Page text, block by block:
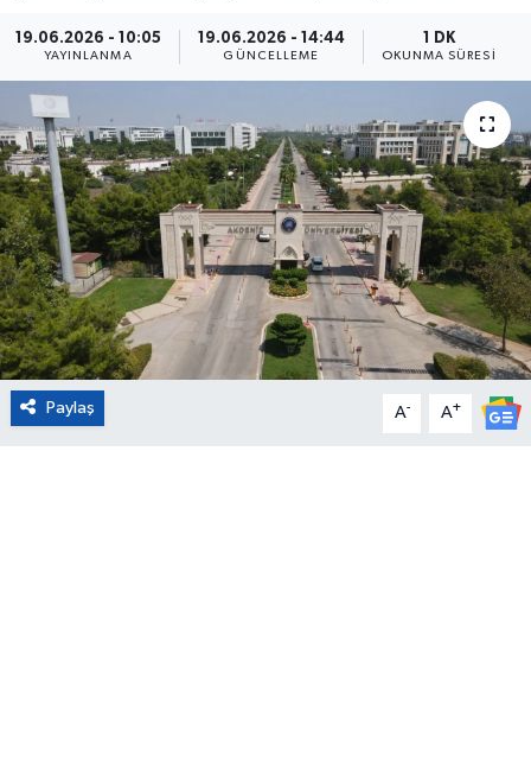
19.06.2026 - 10:05
YAYINLANMA
19.06.2026 - 14:44
GÜNCELLEME
1 DK
OKUNMA SÜRESI
Paylaş A- A+
Dünya
Eğitim
Sağlık
Magazin
Turizm
Çevre